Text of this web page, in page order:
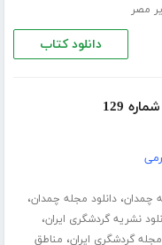
مصر
دانلود کتاب
129
چمدان،دانلود مجله چمدان،
نشریه گردشگری ایران،
مجله گردشگری ایران، مناطق